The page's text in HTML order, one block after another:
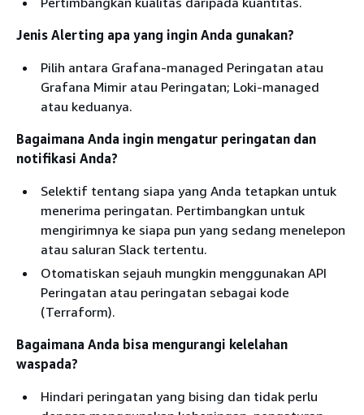
Jenis Alerting apa yang ingin Anda gunakan?
Pilih antara Grafana-managed Peringatan atau
Grafana Mimir atau Peringatan; Loki-managed
atau keduanya.
Bagaimana Anda ingin mengatur peringatan dan
notifikasi Anda?
Selektif tentang siapa yang Anda tetapkan untuk
menerima peringatan. Pertimbangkan untuk
mengirimnya ke siapa pun yang sedang menelepon
atau saluran Slack tertentu.
Otomatiskan sejauh mungkin menggunakan API
Peringatan atau peringatan sebagai kode
(Terraform).
Bagaimana Anda bisa mengurangi kelelahan
waspada?
Hindari peringatan yang bising dan tidak perlu